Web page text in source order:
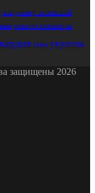
владимир зеленский
новости испании на
сша украина
защищены 2026